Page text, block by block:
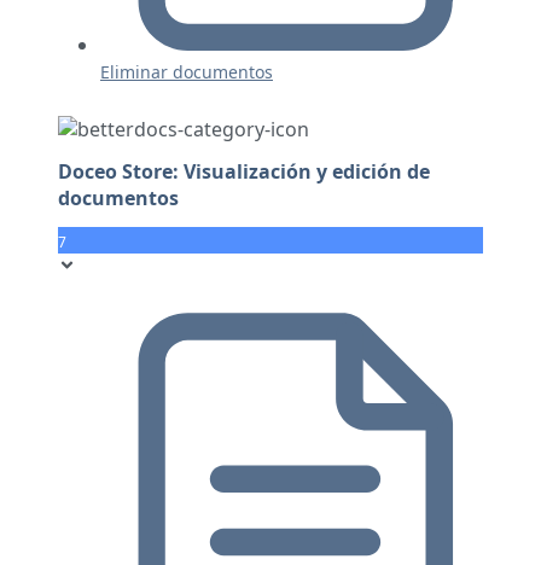
Eliminar documentos
Doceo Store: Visualización y edición de
documentos
7